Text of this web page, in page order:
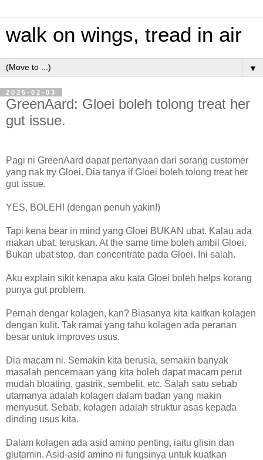
walk on wings, tread in air
▼
2025-02-03
GreenAard: Gloei boleh tolong treat her
gut issue.
Pagi ni GreenAard dapat pertanyaan dari sorang customer
yang nak try Gloei. Dia tanya if Gloei boleh tolong treat her
gut issue.
YES, BOLEH! (dengan penuh yakin!)
Tapi kena bear in mind yang Gloei BUKAN ubat. Kalau ada
makan ubat, teruskan. At the same time boleh ambil Gloei.
Bukan ubat stop, dan concentrate pada Gloei. Ini salah.
Aku explain sikit kenapa aku kata Gloei boleh helps korang
punya gut problem.
Pernah dengar kolagen, kan? Biasanya kita kaitkan kolagen
dengan kulit. Tak ramai yang tahu kolagen ada peranan
besar untuk improves usus.
Dia macam ni. Semakin kita berusia, semakin banyak
masalah pencernaan yang kita boleh dapat macam perut
mudah bloating, gastrik, sembelit, etc. Salah satu sebab
utamanya adalah kolagen dalam badan yang makin
menyusut. Sebab, kolagen adalah struktur asas kepada
dinding usus kita.
Dalam kolagen ada asid amino penting, iaitu glisin dan
glutamin. Asid-asid amino ni fungsinya untuk kuatkan